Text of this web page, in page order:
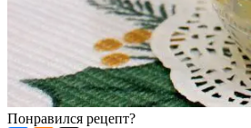
Понравился рецепт?